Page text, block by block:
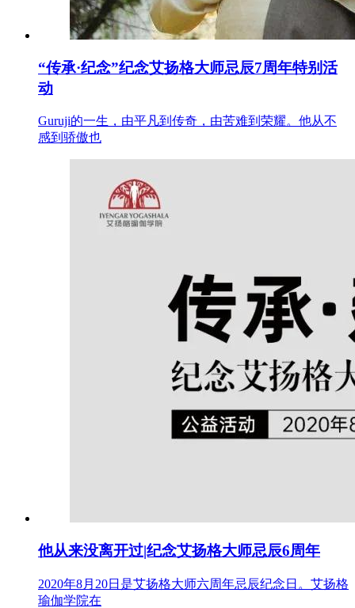
“传承·纪念”纪念艾扬格大师忌辰7周年特别活
动
Guruji的一生，由平凡到传奇，由苦难到荣耀。他从不
感到骄傲也
他从来没离开过|纪念艾扬格大师忌辰6周年
2020年8月20日是艾扬格大师六周年忌辰纪念日。艾扬格
瑜伽学院在